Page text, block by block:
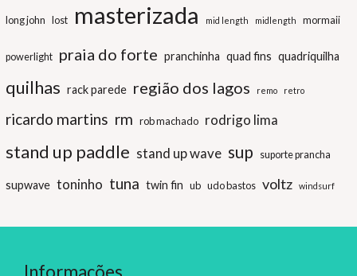
long john lost masterizada mid length midlength mormaii
powerlight praia do forte pranchinha quad fins quadriquilha
quilhas rack parede região dos lagos remo retro
ricardo martins rm rob machado rodrigo lima
stand up paddle stand up wave sup suporte prancha
supwave toninho tuna twin fin ub udo bastos voltz windsurf
Informações